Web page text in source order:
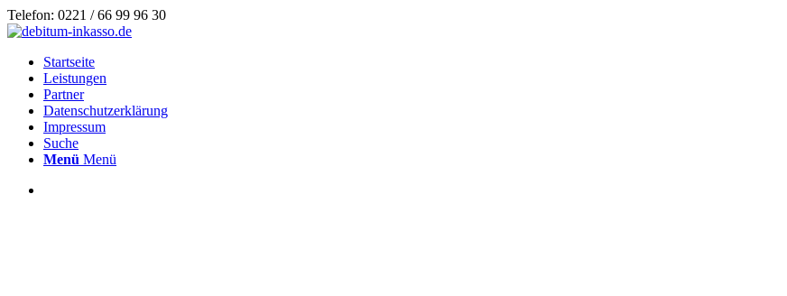
Telefon: 0221 / 66 99 96 30
Startseite
Leistungen
Partner
Datenschutzerklärung
Impressum
Suche
Menü Menü